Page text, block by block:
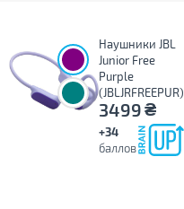
Наушники JBL
Junior Free
Purple
(JBLJRFREEPUR)
3499₴
+34
баллов